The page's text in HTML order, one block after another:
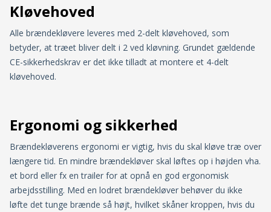
Kløvehoved
Alle brændekløvere leveres med 2-delt kløvehoved, som
betyder, at træet bliver delt i 2 ved kløvning. Grundet gældende
CE-sikkerhedskrav er det ikke tilladt at montere et 4-delt
kløvehoved.
Ergonomi og sikkerhed
Brændekløverens ergonomi er vigtig, hvis du skal kløve træ over
længere tid. En mindre brændekløver skal løftes op i højden vha.
et bord eller fx en trailer for at opnå en god ergonomisk
arbejdsstilling. Med en lodret brændekløver behøver du ikke
løfte det tunge brænde så højt, hvilket skåner kroppen, hvis du